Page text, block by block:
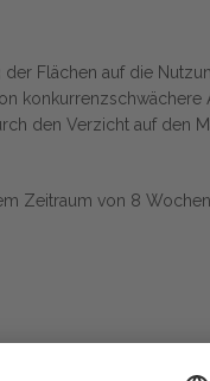
Flächen auf die
konkurrenzschwächere
den Verzicht auf den
Zeitraum von 8